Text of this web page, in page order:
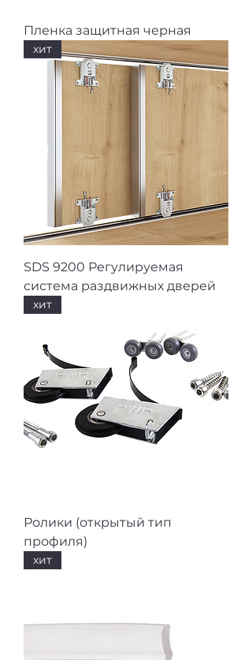
Пленка защитная черная
хит
SDS 9200 Регулируемая
система раздвижных дверей
хит
Ролики (открытый тип
профиля)
хит